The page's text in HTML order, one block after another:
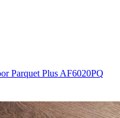
Parquet Plus AF6020PQ